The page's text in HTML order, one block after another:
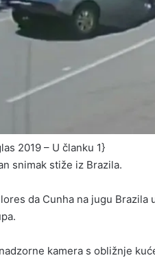
2019 – U članku 1}
snimak stiže iz Brazila.
da Cunha na jugu
kamera s obližnje